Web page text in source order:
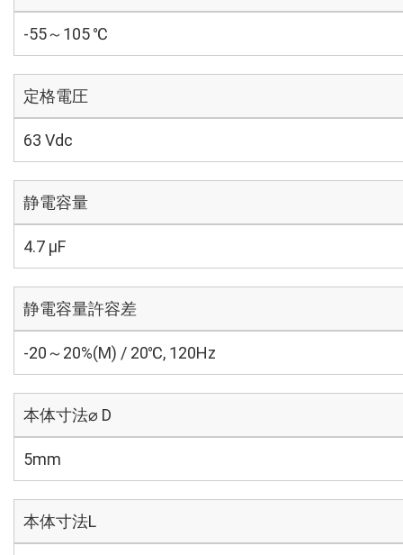
-55～105 ℃
定格電圧
63 Vdc
静電容量
4.7 µF
静電容量許容差
-20～20%(M) / 20℃, 120Hz
本体寸法⌀ D
5mm
本体寸法L